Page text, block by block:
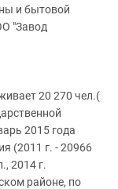
и бытовой
"Завод
20 270 чел.(
2015 года
(2011 г. - 20966
2014 г.
районе, по